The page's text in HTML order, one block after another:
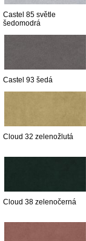
Castel 85 světle
šedomodrá
Castel 93 šedá
Cloud 32 zelenožlutá
Cloud 38 zelenočerná